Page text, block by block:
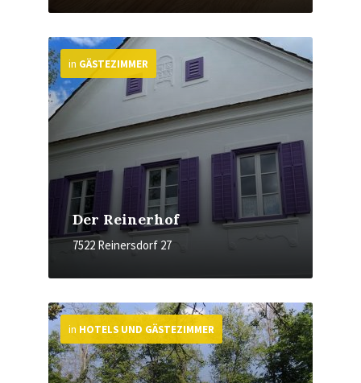
in GÄSTEZIMMER
Der Reinerhof
7522 Reinersdorf 27
More
in HOTELS UND GÄSTEZIMMER
More